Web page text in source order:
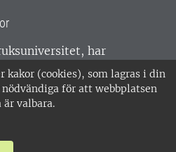
kakor (cookies), som lagras i din
nödvändiga för att webbplatsen
är valbara.
har
Sverige. Huvudorter är
Umeå.SLU är
14001. •
202100-2817 •